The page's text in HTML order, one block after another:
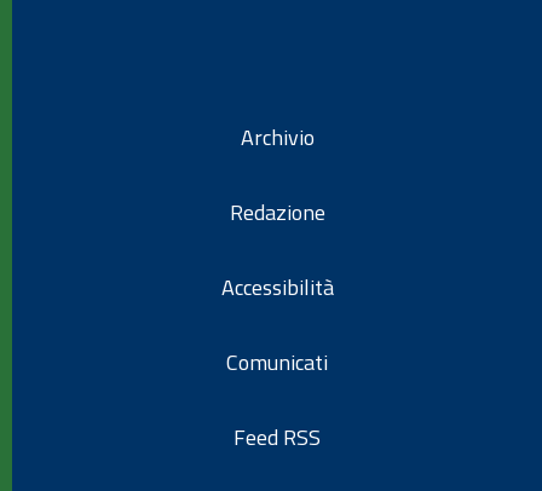
Archivio
Redazione
Accessibilità
Comunicati
Feed RSS